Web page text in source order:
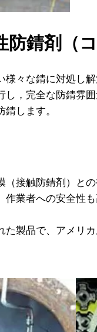
錆剤（
様々な錆に対処し
，完全な防錆雰
します。
接触防錆剤）と
作業者への安全性
製品で、アメリ